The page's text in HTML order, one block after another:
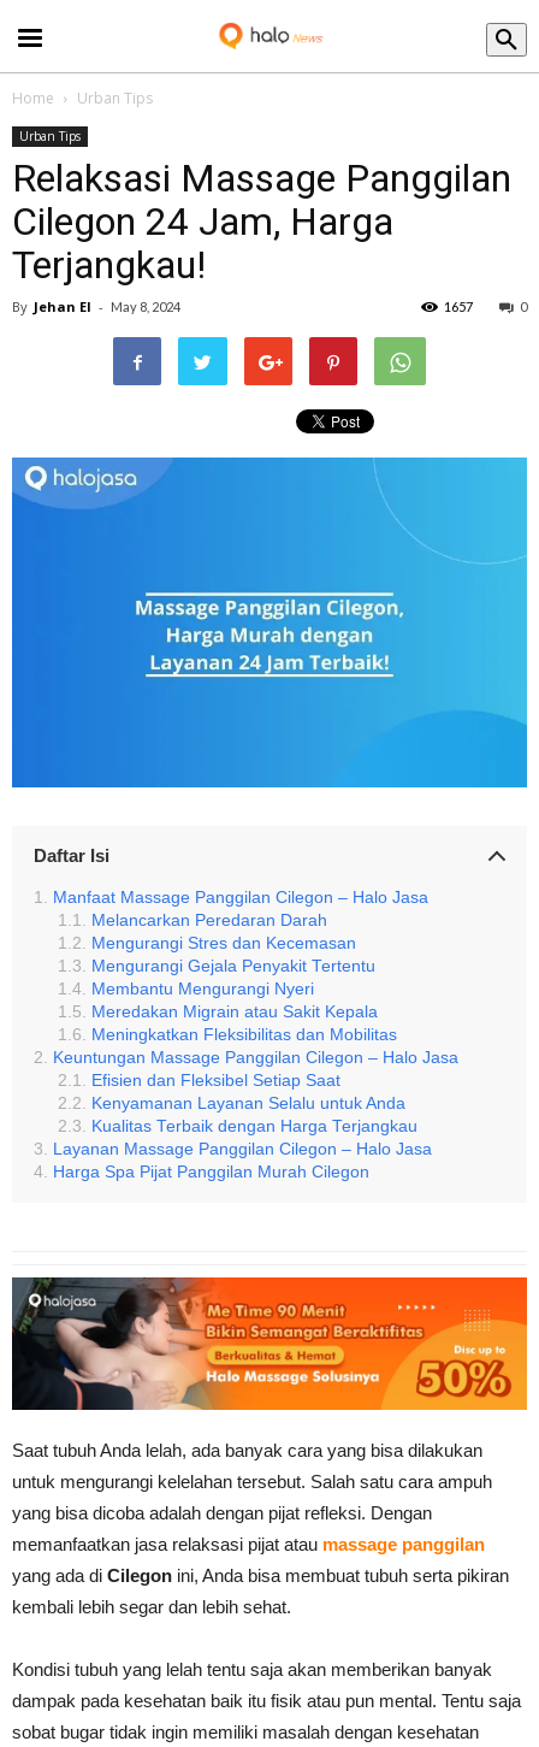
Home Urban Tips
Urban Tips
Relaksasi Massage Panggilan
Cilegon 24 Jam, Harga
Terjangkau!
By Jehan El - May 8, 2024 0
1657
Daftar Isi
Manfaat Massage Panggilan Cilegon – Halo Jasa
Melancarkan Peredaran Darah
Mengurangi Stres dan Kecemasan
Mengurangi Gejala Penyakit Tertentu
Membantu Mengurangi Nyeri
Meredakan Migrain atau Sakit Kepala
Meningkatkan Fleksibilitas dan Mobilitas
Keuntungan Massage Panggilan Cilegon – Halo Jasa
Efisien dan Fleksibel Setiap Saat
Kenyamanan Layanan Selalu untuk Anda
Kualitas Terbaik dengan Harga Terjangkau
Layanan Massage Panggilan Cilegon – Halo Jasa
Harga Spa Pijat Panggilan Murah Cilegon
Saat tubuh Anda lelah, ada banyak cara yang bisa dilakukan
untuk mengurangi kelelahan tersebut. Salah satu cara ampuh
yang bisa dicoba adalah dengan pijat refleksi. Dengan
memanfaatkan jasa relaksasi pijat atau massage panggilan
yang ada di Cilegon ini, Anda bisa membuat tubuh serta pikiran
kembali lebih segar dan lebih sehat.
Kondisi tubuh yang lelah tentu saja akan memberikan banyak
dampak pada kesehatan baik itu fisik atau pun mental. Tentu saja
sobat bugar tidak ingin memiliki masalah dengan kesehatan